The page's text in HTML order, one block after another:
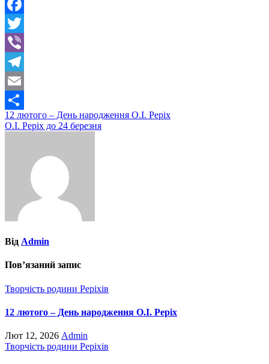
Facebook
Twitter
Viber
Telegram
Email
Share
Навігація
записів
12 лютого – День народження О.І. Реріх
О.І. Реріх до 24 березня
Від Admin
Пов’язаний запис
Творчість родини Реріхів
12 лютого – День народження О.І. Реріх
Лют 12, 2026 Admin
Творчість родини Реріхів